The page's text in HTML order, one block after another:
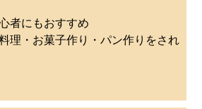
者にもおすすめ
理・お菓子作り・パン作りをされ